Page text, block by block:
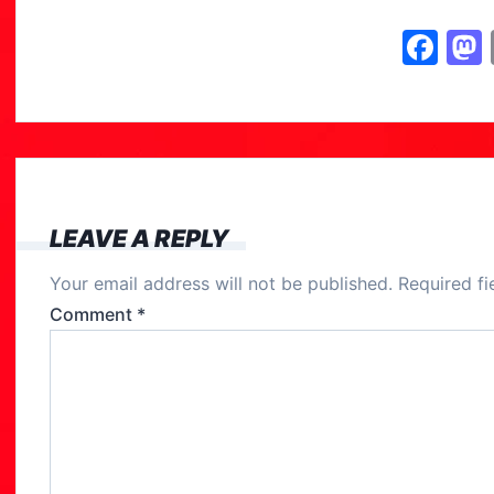
F
c
e
k
LEAVE A REPLY
Your email address will not be published. Required
Comment *